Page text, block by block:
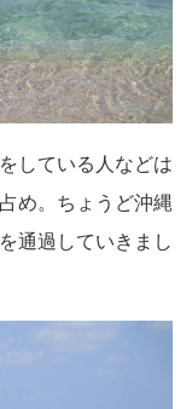
している人などは
め。ちょうど沖縄
通過していきまし